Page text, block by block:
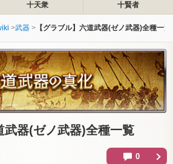
十天衆 十賢者
武器 【グラブル】六道武器(ゼノ武器)全種一覧
武器(ゼノ武器)全種一覧
0